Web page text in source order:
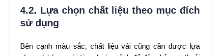
4.2. Lựa chọn chất liệu theo mục đích
sử dụng
Bên cạnh màu sắc, chất liệu vải cũng cần được lựa